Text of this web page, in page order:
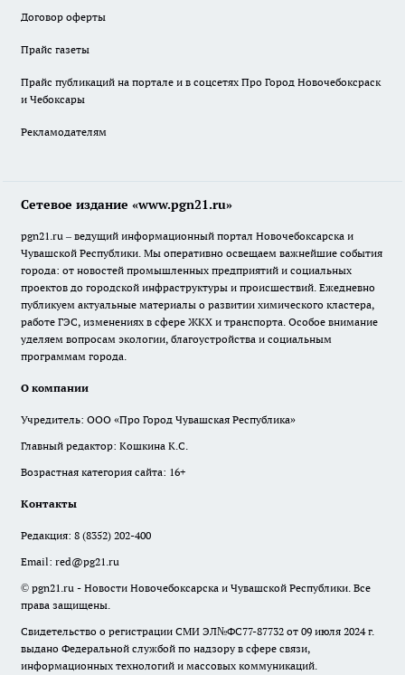
Договор оферты
Прайс газеты
Прайс публикаций на портале и в соцсетях Про Город Новочебоксраск
и Чебоксары
Рекламодателям
Сетевое издание «www.pgn21.ru»
pgn21.ru – ведущий информационный портал Новочебоксарска и
Чувашской Республики. Мы оперативно освещаем важнейшие события
города: от новостей промышленных предприятий и социальных
проектов до городской инфраструктуры и происшествий. Ежедневно
публикуем актуальные материалы о развитии химического кластера,
работе ГЭС, изменениях в сфере ЖКХ и транспорта. Особое внимание
уделяем вопросам экологии, благоустройства и социальным
программам города.
О компании
Учредитель: ООО «Про Город Чувашская Республика»
Главный редактор: Кошкина К.С.
Возрастная категория сайта: 16+
Контакты
Редакция: 8 (8352) 202-400
Email: red@pg21.ru
© pgn21.ru - Новости Новочебоксарска и Чувашской Республики. Все
права защищены.
Свидетельство о регистрации СМИ ЭЛ№ФС77-87732 от 09 июля 2024 г.
выдано Федеральной службой по надзору в сфере связи,
информационных технологий и массовых коммуникаций.